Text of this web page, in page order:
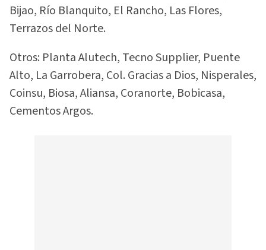
Bijao, Río Blanquito, El Rancho, Las Flores,
Terrazos del Norte.
Otros: Planta Alutech, Tecno Supplier, Puente
Alto, La Garrobera, Col. Gracias a Dios, Nisperales,
Coinsu, Biosa, Aliansa, Coranorte, Bobicasa,
Cementos Argos.